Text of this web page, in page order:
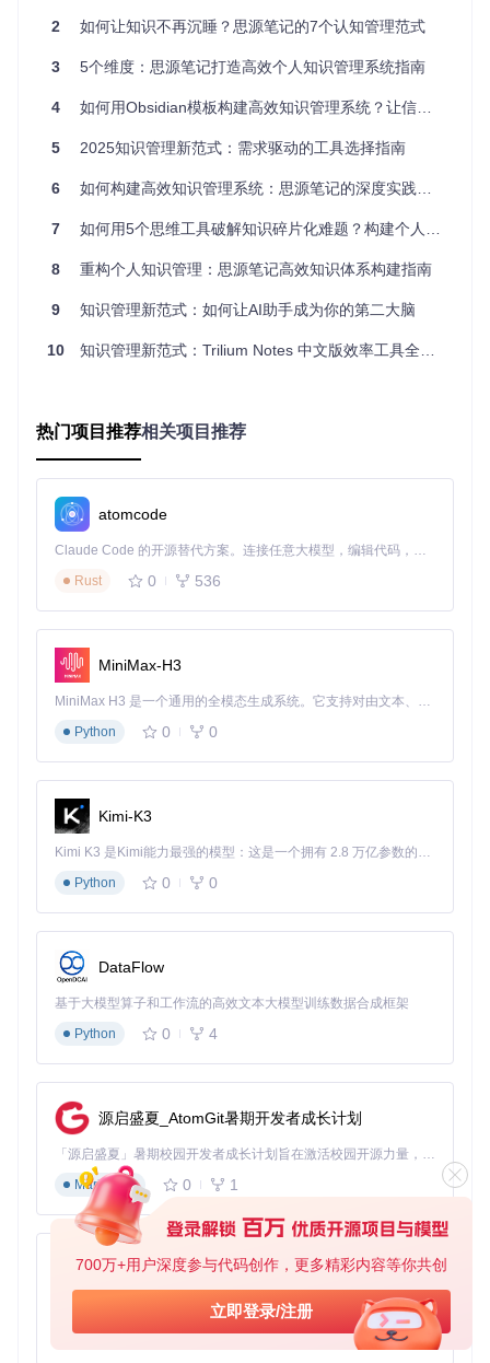
700万+用户深度参与代码创作，更多精彩内容等你共创
立即登录/注册
1.3 隐私安全与数据主权挑战
随着云端服务的普及，越来越多的个人数据被存储在第三方服
信息的专业笔记，许多用户担心商业服务提供商的数据收集行
为，以及政府监管带来的数据访问风险。如何在享受数字化便
利的同时，确保知识数据的绝对安全与控制权，成为知识管理
领域的重要课题。
决方案，通过创新的功能设计与技术架构，重新定义个人知识
📌
块级编辑：将知识拆解为最小管理单元，实现内容的自
一段文字、一个列表、一张图片或一段代码。这种原子化的内
容组织方式使得知识可以像搭积木一样被自由组合和重组。用
户可以通过简单的拖拽操作调整块的顺序，或通过快捷键快速
复制、移动内容块，极大提升了知识重组的灵活性。
图谱视图，体现了块级编辑与知识关联的核心设计
适用场景：学术论文写作中的段落调整、项目计划的任务重
组、会议纪要的要点整理等需要频繁调整内容结构的场景。
2.2 双向链接：构建知识网络
能。用户只需通过 [[关键词]]
系统会自动维护链接的双向引用关系。当点击链接跳转到目标
内容时，目标内容中会显示"反向链接"列表，清晰展示所有引
用当前内容的位置。这种关联机制不仅帮助用户发现知识之间
的隐藏联系，还能逐步构建起个人知识网络。
适用场景：构建专业领域知识体系、整理跨学科学习笔记、建
立项目文档之间的关联索引等需要展现复杂知识关系的场景。
2.3 本地化部署：保障数据安全
户设备上，确保用户对自己的知识数据拥有完全控制权。软件
支持端到端加密备份，用户可以选择将加密后的备份文件存储
在任意位置，既保证了数据安全，又避免了 vendor lock-in 风
AV 的私有同步方案，实现数据在个人设备间的安全流转。
适用场景：处理包含商业机密的工作笔记、存储个人隐私信
息、管理需要严格保密的研究数据等对数据安全有高要求的场
景。
三、实战应用指南
掌握思源笔记的核心功能后，通过系统化的实践方法，可以逐
步构建起高效的个人知识管理系统。以下按照认知递进顺序，
介绍从基础配置到高级应用的完整实践路径。
Docker 部署方案（预估完成时间：10分钟）
思源笔记提供了便捷的 Docker 部署选项，适合希望快速启动
2 如何让知识不再沉睡？思源笔记的7个认知管理范式
3 5个维度：思源笔记打造高效个人知识管理系统指南
4 如何用Obsidian模板构建高效知识管理系统？让信息真正为你所用
5 2025知识管理新范式：需求驱动的工具选择指南
6 如何构建高效知识管理系统：思源笔记的深度实践指南
7 如何用5个思维工具破解知识碎片化难题？构建个人知识体系的实战指南
8 重构个人知识管理：思源笔记高效知识体系构建指南
9 知识管理新范式：如何让AI助手成为你的第二大脑
10 知识管理新范式：Trilium Notes 中文版效率工具全解析
热门项目推荐相关项目推荐
atomcode
Claude Code 的开源替代方案。连接任意大模型，编辑代码，运行命令，自动验证 — 全自动执行。用 Rust 构建，极致性能。 ｜ An open-source alternative to Claude Code. Connect any LLM, edit code, run commands, and verify changes — autonomously. Built in Rust for speed. Get Started
Rust
0 536
MiniMax-H3
MiniMax H3 是一个通用的全模态生成系统。它支持对由文本、图像、视频和音频组成的多模态上下文进行统一理解，并能生成分辨率高达 2K、时长可达 15 秒的带原生立体声音频的视频。得益于面向任务泛化的系统设计，H3 在预训练阶段就已具备广泛的多模态上下文理解与生成能力，能够出色地执行复杂的多模态指令。
Python
0 0
Kimi-K3
Kimi K3 是Kimi能力最强的模型：这是一个拥有 2.8 万亿参数的混合专家（MoE）模型，具备原生视觉理解能力，并支持 100 万 token 的上下文窗口。
Python
0 0
DataFlow
基于大模型算子和工作流的高效文本大模型训练数据合成框架
Python
0 4
源启盛夏_AtomGit暑期开发者成长计划
「源启盛夏」暑期校园开发者成长计划旨在激活校园开源力量，通过积分激励、认证扶持、资源倾斜等形式，引导高校组织和开发者完成「入驻 — 建项目 — 做贡献 — 获认证 — 得资源」的完整闭环。无论你是想带领社团入驻平台的组织者，还是希望用代码贡献证明自己的开发者，都能在这里找到属于你的成长路径。
Markdown
0 1
py-xiaozhi
基于Python的Xiaozhi AI，适用于想要完整Xiaozhi体验而无需拥有专用硬件的用户。
Python
0 1